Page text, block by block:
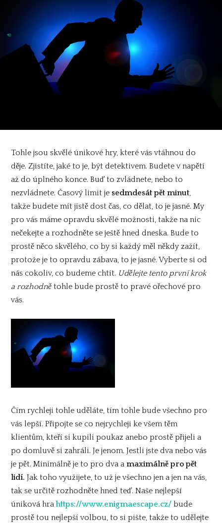
Tohle jsou skvělé únikové hry, které vás vtáhnou do
děje. Zjistíte, jaké to je, být detektivem. Budete v napětí
až do úplného konce. Buď to zvládnete, nebo to
nezvládnete. Časový limit je sedmdesát pět minut,
takže budete mít jistě dost čas, co dělat, to je jasné. My
pro vás máme opravdu skvělé možnosti, takže na nic
nečekejte a rozhodněte se ještě hned dneska. Bude to
prostě něco skvělého, co by si každý měl někdy zažít,
protože je to opravdu zábava, to je jasné. Vyberte si od
nás cokoliv, co budeme chtít. Udělejte tento první krok
a rozhodně tohle bude prostě to pravé ořechové pro
vás.
Čím rychleji tohle uděláte, tím tohle bude všechno pro
vás lepší. Připojte se co nejrychleji ke všem těm
klientům, kteří si kupili poukaz anebo prostě přijeli a
po domluvě si zahráli. Je jenom. Jestli jste dva nebo vás
je pět. Minimálně je to pro dva amaximálně pro pět
lidí. Jak toho využijete, to už je všechno jen a jen na vás,
tak se určitě rozhodněte hned teď. Naše nejlepší
úniková hrahttps://www.enigmaescape.cz/ bude
prostě tou nejlepší volbou, to si pište, takže to udělejte